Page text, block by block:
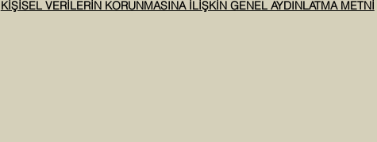
KİŞİSEL VERİLERİN KORUNMASINA İLİŞKİN GENEL AYDINLATMA METNİ